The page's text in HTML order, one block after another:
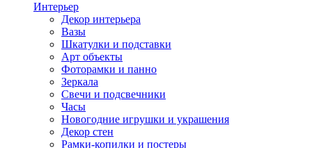
Интерьер
Декор интерьера
Вазы
Шкатулки и подставки
Арт объекты
Фоторамки и панно
Зеркала
Свечи и подсвечники
Часы
Новогодние игрушки и украшения
Декор стен
Рамки-копилки и постеры